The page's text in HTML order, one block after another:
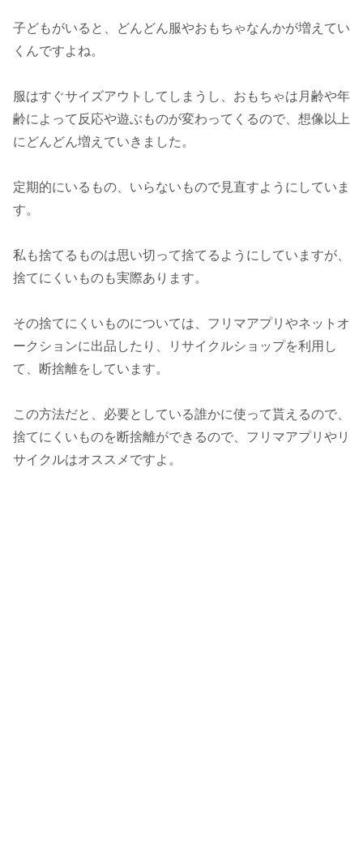
子どもがいると、どんどん服やおもちゃなんかが増えてい
くんですよね。
服はすぐサイズアウトしてしまうし、おもちゃは月齢や年
齢によって反応や遊ぶものが変わってくるので、想像以上
にどんどん増えていきました。
定期的にいるもの、いらないもので見直すようにしていま
す。
私も捨てるものは思い切って捨てるようにしていますが、
捨てにくいものも実際あります。
その捨てにくいものについては、フリマアプリやネットオ
ークションに出品したり、リサイクルショップを利用し
て、断捨離をしています。
この方法だと、必要としている誰かに使って貰えるので、
捨てにくいものを断捨離ができるので、フリマアプリやリ
サイクルはオススメですよ。